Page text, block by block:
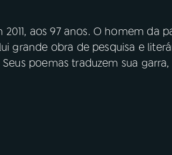
aos 97 anos. O homem da
grande obra de pesquisa e
poemas traduzem sua